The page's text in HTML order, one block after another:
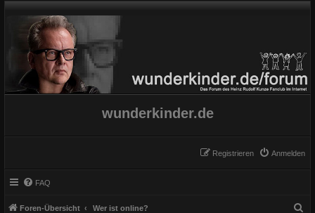
wunderkinder.de
Anmelden
Registrieren
FAQ
Foren-Übersicht Wer ist online?